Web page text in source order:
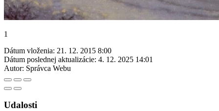
1
Dátum vloženia: 21. 12. 2015 8:00
Dátum poslednej aktualizácie: 4. 12. 2025 14:01
Autor: Správca Webu
Udalosti